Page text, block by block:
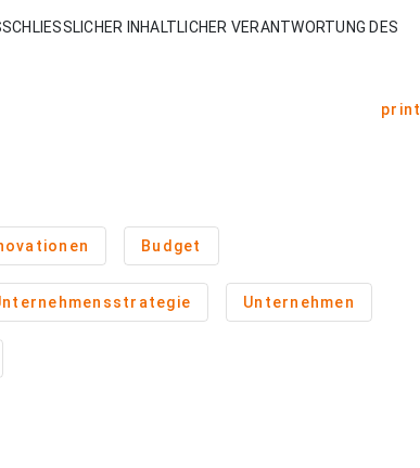
INHALTLICHER VERANTWORTUNG DES
print
Budget
Unternehmen